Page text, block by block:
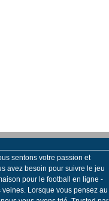
sentons votre passion et
avez besoin pour suivre le jeu
pour le football en ligne -
Lorsque vous pensez au